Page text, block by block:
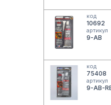
код
10692
артикул
9-AB
код
75408
артикул
9-AB-